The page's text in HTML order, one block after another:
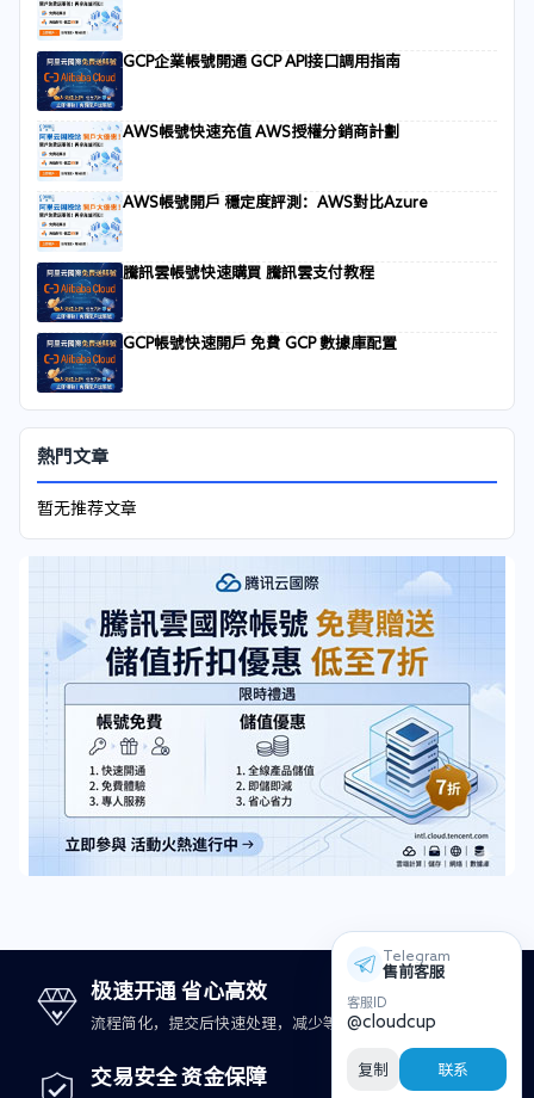
GCP企業帳號開通 GCP API接口調用指南
AWS帳號快速充值 AWS授權分銷商計劃
AWS帳號開戶 穩定度評測：AWS對比Azure
騰訊雲帳號快速購買 騰訊雲支付教程
GCP帳號快速開戶 免費 GCP 數據庫配置
熱門文章
暂无推荐文章
极速开通 省心高效
流程简化，提交后快速处理，减少等待时间。
交易安全 资金保障
Telegram
售前客服
客服ID
@cloudcup
复制 联系